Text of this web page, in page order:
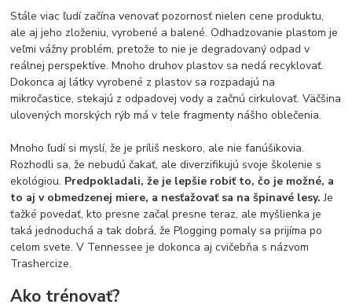
Stále viac ľudí začína venovať pozornosť nielen cene produktu,
ale aj jeho zloženiu, vyrobené a balené. Odhadzovanie plastom je
veľmi vážny problém, pretože to nie je degradovaný odpad v
reálnej perspektíve. Mnoho druhov plastov sa nedá recyklovať.
Dokonca aj látky vyrobené z plastov sa rozpadajú na
mikročastice, stekajú z odpadovej vody a začnú cirkulovať. Väčšina
ulovených morských rýb má v tele fragmenty nášho oblečenia.
Mnoho ľudí si myslí, že je príliš neskoro, ale nie fanúšikovia.
Rozhodli sa, že nebudú čakať, ale diverzifikujú svoje školenie s
ekológiou. Predpokladali, že je lepšie robiť to, čo je možné, a
to aj v obmedzenej miere, a nesťažovať sa na špinavé lesy.Je
ťažké povedať, kto presne začal presne teraz, ale myšlienka je
taká jednoduchá a tak dobrá, že Plogging pomaly sa prijíma po
celom svete. V Tennessee je dokonca aj cvičebňa s názvom
Trashercize.
Ako trénovať?